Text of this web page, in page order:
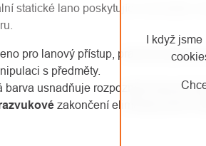
I když
statické lano poskytující rovnováhu
pro lanový přístup, pracovní
s předměty.
barva usnadňuje rozpoznání lana při
zakončení eliminuje posun